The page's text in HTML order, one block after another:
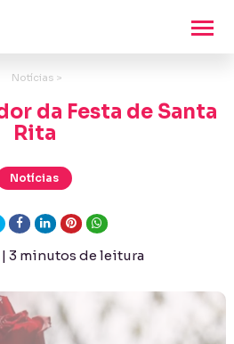
Notícias >
da Festa de Santa
Rita
Notícias
| 3 minutos de leitura